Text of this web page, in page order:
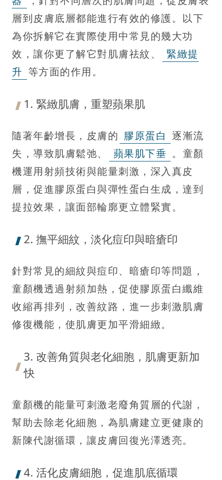
層到皮膚底層都能進行有效的修護。以下
為你拆解它在實際使用中常見的幾大功
效，讓你更了解它對肌膚祛紋、
緊緻提
升 等方面的作用。
1. 緊緻肌膚，重塑蘋果肌
隨著年齡增長，皮膚的 膠原蛋白 逐漸流
失，導致肌膚鬆弛、
蘋果肌下垂 。童顏
機運用射頻技術與能量刺激，深入真皮
層，促進膠原蛋白與彈性蛋白生成，達到
提拉效果，讓面部輪廓更立體緊實。
2. 撫平細紋，淡化痘印與暗瘡印
針對常見的細紋與痘印、暗瘡印等問題，
童顏機透過射頻加熱，促使膠原蛋白纖維
收縮再排列，改善紋路，進一步刺激肌膚
修復機能，使肌膚更加平滑細緻。
3. 改善角質與老化細胞，肌膚更新加
快
童顏機的能量可刺激老廢角質層的代謝，
幫助去除老化細胞，為肌膚建立更健康的
新陳代謝循環，讓皮膚回復光澤透亮。
4. 活化皮膚細胞，促進肌底循環